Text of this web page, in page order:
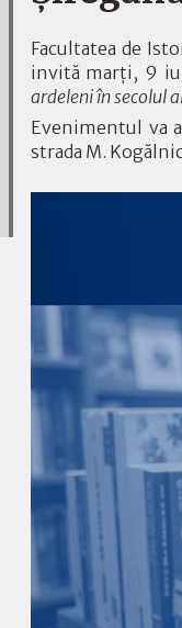
Facultatea de
invită marți, 9
ardeleni în secolul
Evenimentul va
strada M.